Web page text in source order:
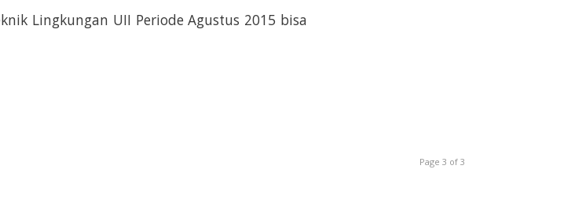
Lingkungan UII Periode Agustus 2015 bisa
Page 3 of 3